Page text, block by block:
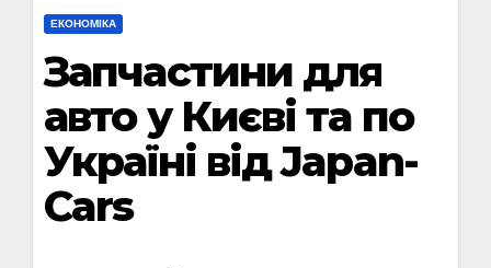
ЕКОНОМІКА
Запчастини для
авто у Києві та по
Україні від Japan-
Cars